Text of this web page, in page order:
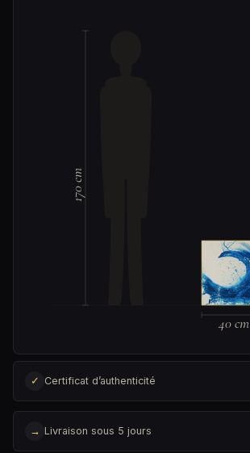
40 cm
170 cm
✓ Certificat d’authenticité
→ Livraison sous 5 jours